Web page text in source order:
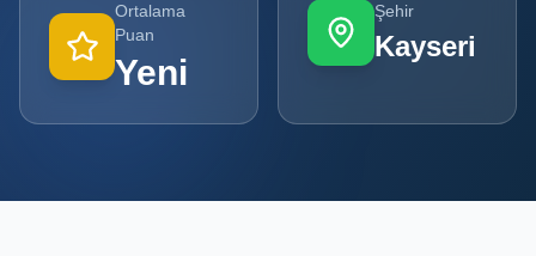
POPÜLER
KATEGORILER
Şişe ve Kavanoz Üreticileri
Ambalaj Üreticileri
Ortalama
Puan
Yeni
Şehir
Kayseri